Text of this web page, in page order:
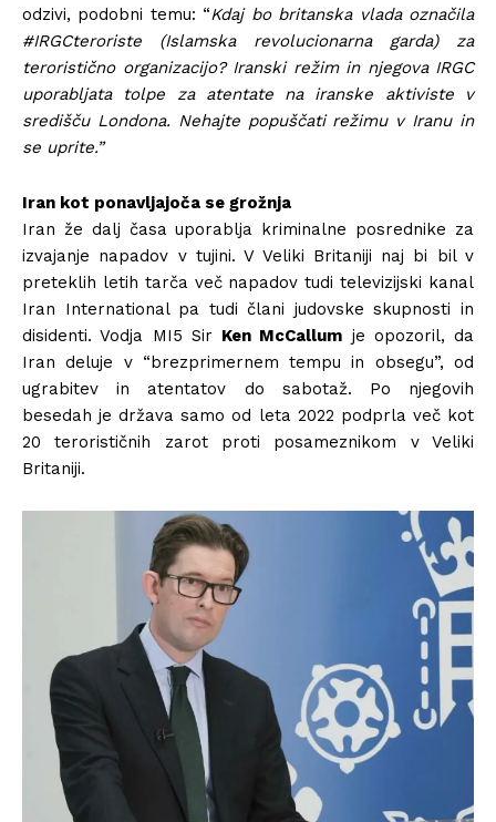
odzivi, podobni temu: “Kdaj bo britanska vlada označila
#IRGCteroriste (Islamska revolucionarna garda) za
teroristično organizacijo? Iranski režim in njegova IRGC
uporabljata tolpe za atentate na iranske aktiviste v
središču Londona. Nehajte popuščati režimu v Iranu in
se uprite.”
Iran kot ponavljajoča se grožnja
Iran že dalj časa uporablja kriminalne posrednike za
izvajanje napadov v tujini. V Veliki Britaniji naj bi bil v
preteklih letih tarča več napadov tudi televizijski kanal
Iran International pa tudi člani judovske skupnosti in
disidenti. Vodja MI5 Sir Ken McCallum je opozoril, da
Iran deluje v “brezprimernem tempu in obsegu”, od
ugrabitev in atentatov do sabotaž. Po njegovih
besedah je država samo od leta 2022 podprla več kot
20 terorističnih zarot proti posameznikom v Veliki
Britaniji.